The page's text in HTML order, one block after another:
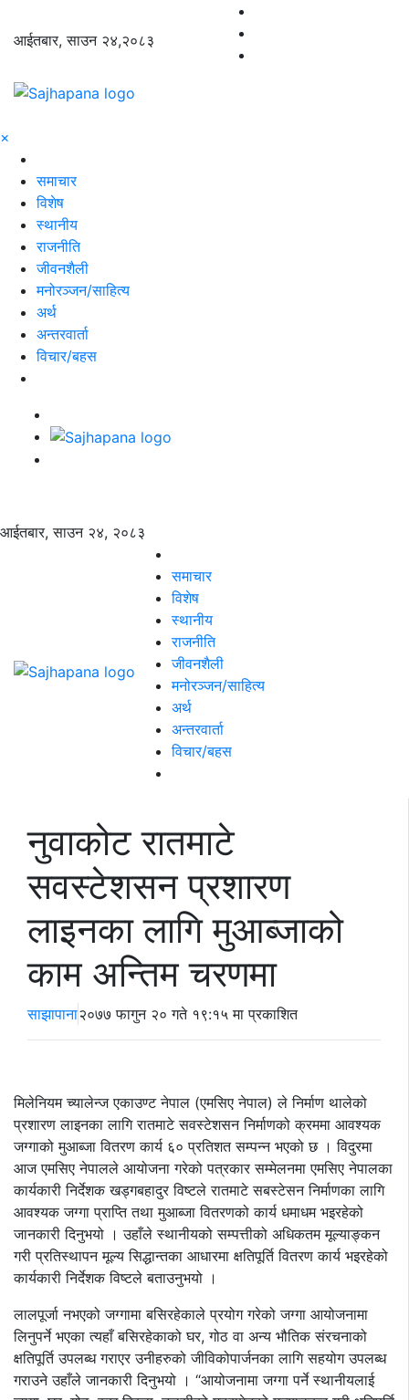
आईतबार, साउन २४,२०८३
×
समाचार
विशेष
स्थानीय
राजनीति
जीवनशैली
मनोरञ्जन/साहित्य
अर्थ
अन्तरवार्ता
विचार/बहस
आईतबार, साउन २४, २०८३
समाचार
विशेष
स्थानीय
राजनीति
जीवनशैली
मनोरञ्जन/साहित्य
अर्थ
अन्तरवार्ता
विचार/बहस
नुवाकोट रातमाटे
सवस्टेशसन प्रशारण
लाइनका लागि मुआब्जाको
काम अन्तिम चरणमा
साझापाना२०७७ फागुन २० गते १९:१५ मा प्रकाशित
मिलेनियम च्यालेन्ज एकाउण्ट नेपाल (एमसिए नेपाल) ले निर्माण थालेको
प्रशारण लाइनका लागि रातमाटे सवस्टेशसन निर्माणको क्रममा आवश्यक
जग्गाको मुआब्जा वितरण कार्य ६० प्रतिशत सम्पन्न भएको छ । विदुरमा
आज एमसिए नेपालले आयोजना गरेको पत्रकार सम्मेलनमा एमसिए नेपालका
कार्यकारी निर्देशक खड्गबहादुर विष्टले रातमाटे सबस्टेसन निर्माणका लागि
आवश्यक जग्गा प्राप्ति तथा मुआब्जा वितरणको कार्य धमाधम भइरहेको
जानकारी दिनुभयो । उहाँले स्थानीयको सम्पत्तीको अधिकतम मूल्याङ्कन
गरी प्रतिस्थापन मूल्य सिद्धान्तका आधारमा क्षतिपूर्ति वितरण कार्य भइरहेको
कार्यकारी निर्देशक विष्टले बताउनुभयो ।
लालपूर्जा नभएको जग्गामा बसिरहेकाले प्रयोग गरेको जग्गा आयोजनामा
लिनुपर्ने भएका त्यहाँ बसिरहेकाको घर, गोठ वा अन्य भौतिक संरचनाको
क्षतिपूर्ति उपलब्ध गराएर उनीहरुको जीविकोपार्जनका लागि सहयोग उपलब्ध
गराउने उहाँले जानकारी दिनुभयो । “आयोजनामा जग्गा पर्ने स्थानीयलाई